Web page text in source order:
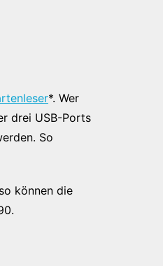
*. Wer
drei USB-Ports
So
können die